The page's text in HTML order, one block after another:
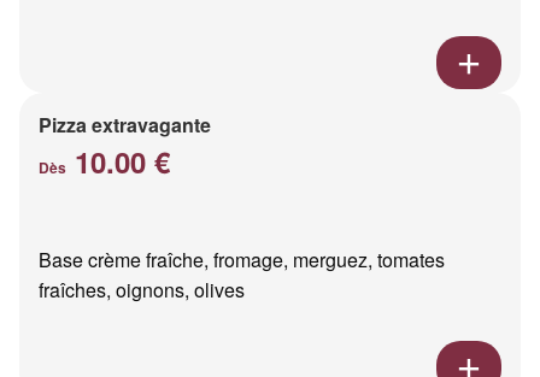
Pizza extravagante
Dès 10.00 €
Base crème fraîche, fromage, merguez, tomates
fraîches, oignons, olives